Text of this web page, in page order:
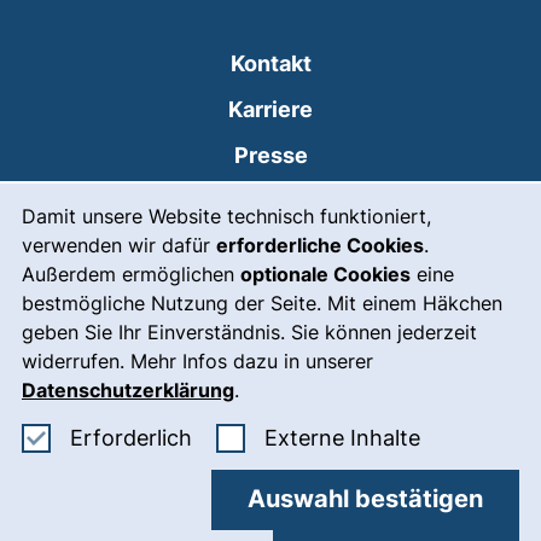
Damit unsere Website technisch funktioniert,
verwenden wir dafür erforderliche Cookies.
Außerdem ermöglichen optionale Cookies eine
bestmögliche Nutzung der Seite. Mit einem Häkchen
geben Sie Ihr Einverständnis. Sie können jederzeit
widerrufen. Mehr Infos dazu in unserer
Datenschutzerklärung.
Erforderlich Erforderliche Cookies akzeptieren
Externe Inhalte: Externe
Auswahl bestätigen
Kontakt
Karriere
Presse
Leichte Sprache
Gebärdensprache
Notfall(externer Link, öffnet
Impressum
Barrierefreiheit
Datenschutz